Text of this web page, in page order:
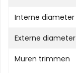
Interne diameter
Externe diameter
Muren trimmen